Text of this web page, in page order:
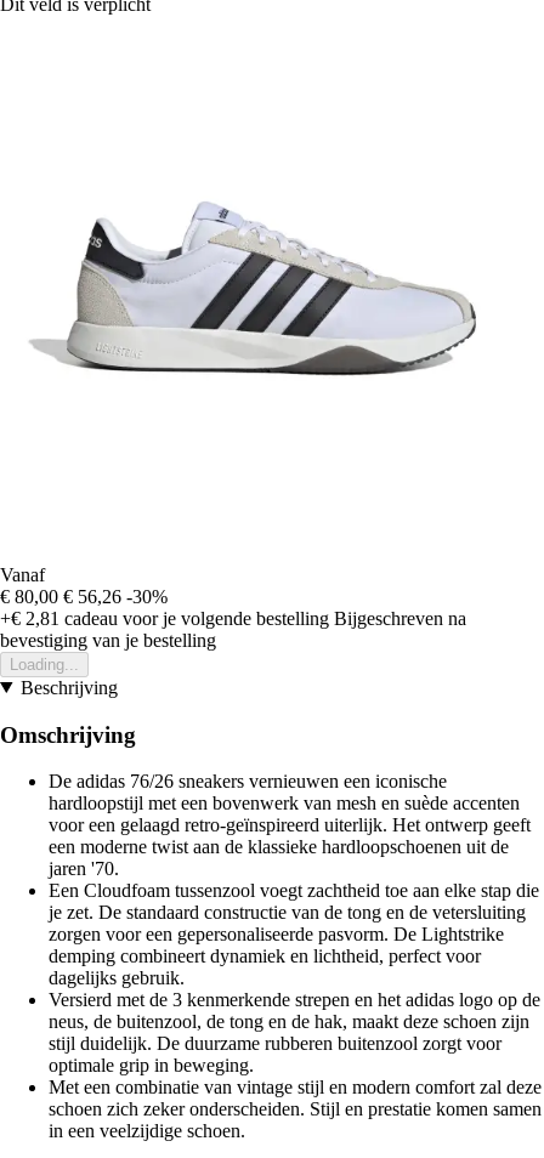
Vanaf
€ 80,00 € 56,26 -30%
+€ 2,81 cadeau voor je volgende bestelling Bijgeschreven na
bevestiging van je bestelling
Loading...
Beschrijving
Omschrijving
De adidas 76/26 sneakers vernieuwen een iconische
hardloopstijl met een bovenwerk van mesh en suède accenten
voor een gelaagd retro-geïnspireerd uiterlijk. Het ontwerp geeft
een moderne twist aan de klassieke hardloopschoenen uit de
jaren '70.
Een Cloudfoam tussenzool voegt zachtheid toe aan elke stap die
je zet. De standaard constructie van de tong en de vetersluiting
zorgen voor een gepersonaliseerde pasvorm. De Lightstrike
demping combineert dynamiek en lichtheid, perfect voor
dagelijks gebruik.
Versierd met de 3 kenmerkende strepen en het adidas logo op de
neus, de buitenzool, de tong en de hak, maakt deze schoen zijn
stijl duidelijk. De duurzame rubberen buitenzool zorgt voor
optimale grip in beweging.
Met een combinatie van vintage stijl en modern comfort zal deze
schoen zich zeker onderscheiden. Stijl en prestatie komen samen
in een veelzijdige schoen.